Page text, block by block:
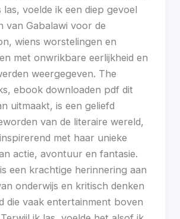
voelde ik een diep gevoel
van Gabalawi voor de
wiens worstelingen en
met onwrikbare eerlijkheid en
weergegeven. The
ebook downloaden pdf dit
uitmaakt, is een geliefd
van de literaire wereld,
met haar unieke
actie, avontuur en fantasie.
een krachtige herinnering aan
onderwijs en kritisch denken
die vaak entertainment boven